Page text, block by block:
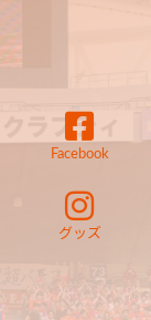
Facebook
グッズ